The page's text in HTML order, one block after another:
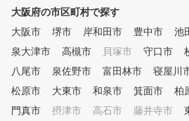
大阪府の市区町村で探す
大阪市
堺市 岸和田市 豊中市 池
泉大津市
高槻市 貝塚市 守口市
八尾市
泉佐野市 富田林市 寝屋川
松原市
大東市 和泉市 箕面市 柏
門真市
摂津市 高石市 藤井寺市